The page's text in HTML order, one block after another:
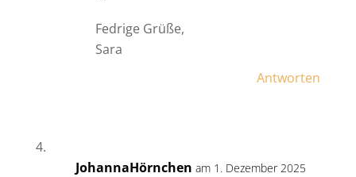
Fedrige Grüße,
Sara
Antworten
JohannaHörnchen am 1. Dezember 2025